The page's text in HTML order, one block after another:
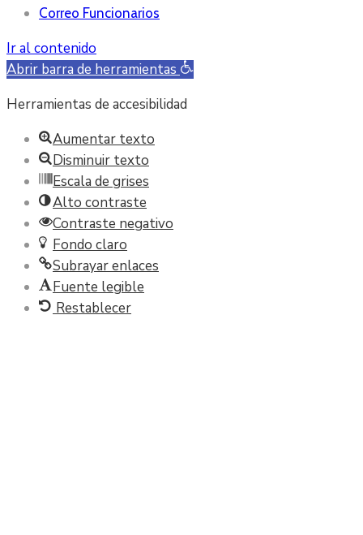
Correo Funcionarios
Ir al contenido
Abrir barra de herramientas
Herramientas de accesibilidad
Aumentar texto
Disminuir texto
Escala de grises
Alto contraste
Contraste negativo
Fondo claro
Subrayar enlaces
Fuente legible
Restablecer